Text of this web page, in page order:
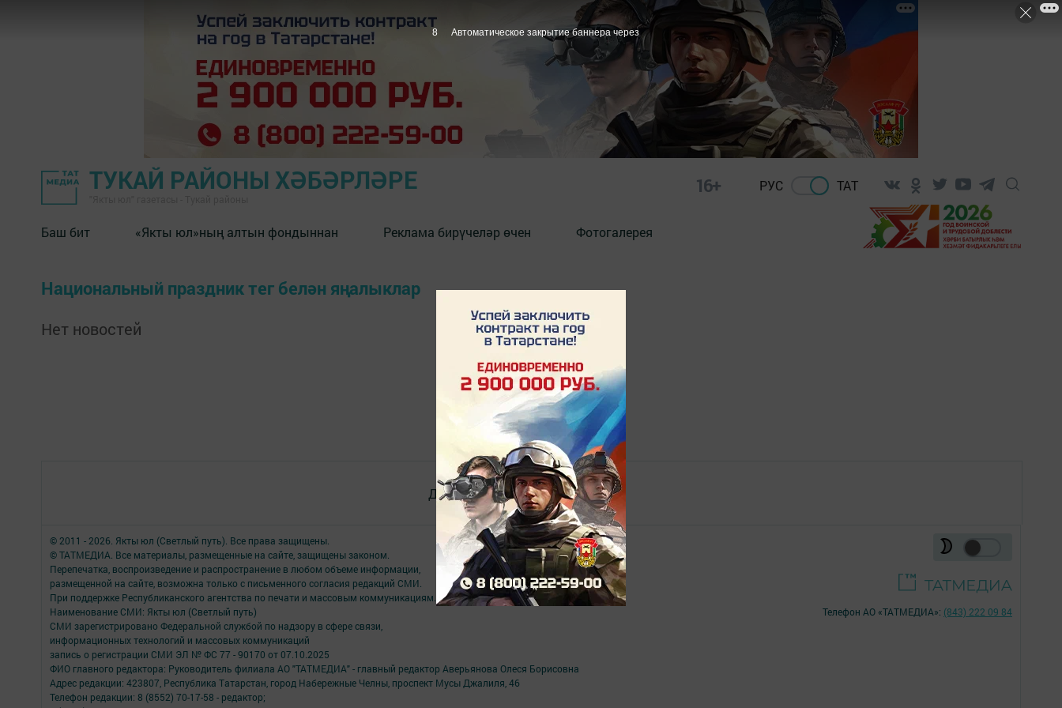
ТУКАЙ РАЙОНЫ ХӘБӘРЛӘРЕ 16+ РУС ТАТ
Баш бит «Якты юл»ның алтын фондыннан Реклама бирүчеләр өчен Фотогалерея
Национальный праздник тег белән яңалыклар
Нет новостей
Документлар Төрле темалар
© 2011 - 2026. Якты юл (Светлый путь). Все права защищены.
© ТАТМЕДИА. Все материалы, размещенные на сайте, защищены законом.
Перепечатка, воспроизведение и распространение в любом объеме информации,
размещенной на сайте, возможна только с письменного согласия редакций СМИ.
При поддержке Республиканского агентства по печати и массовым коммуникациям.
Наименование СМИ: Якты юл (Светлый путь)
СМИ зарегистрировано Федеральной службой по надзору в сфере связи,
информационных технологий и массовых коммуникаций
запись о регистрации СМИ ЭЛ № ФС 77 - 90170 от 07.10.2025
ФИО главного редактора: Руководитель филиала АО "ТАТМЕДИА" - главный редактор Аверьянова Олеся Борисовна
Адрес редакции: 423807, Республика Татарстан, город Набережные Челны, проспект Мусы Джалиля, 46
Телефон редакции: 8 (8552) 70-17-58 - редактор;
Телефон АО «ТАТМЕДИА»: (843) 222 09 84
7 Автоматическое закрытие баннера через